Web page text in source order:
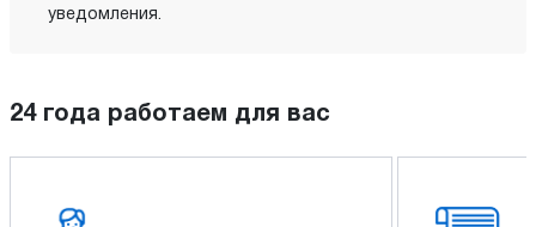
уведомления.
24 года работаем для вас